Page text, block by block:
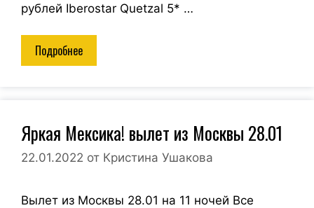
рублей Iberostar Quetzal 5* …
Подробнее
Яркая Мексика! вылет из Москвы 28.01
22.01.2022 от Кристина Ушакова
Вылет из Москвы 28.01 на 11 ночей Все